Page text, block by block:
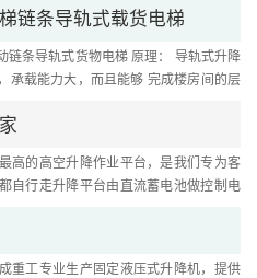
链条导轨式载货电梯
链条导轨式货物电梯 原理： 导轨式升降
承载能力大，而且能够 完成楼房间的层
高的高空升降作业平台，是我们专为客
自行走升降平台由直流蓄电池做控制电
重工专业生产固定液压式升降机，提供